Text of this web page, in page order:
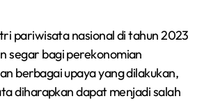
pariwisata nasional di tahun 2023
segar bagi perekonomian
berbagai upaya yang dilakukan,
diharapkan dapat menjadi salah